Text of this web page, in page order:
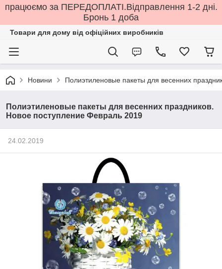
працюємо за ПЕРЕДОПЛАТІ.Відправлення 1-2 дні.
Бронь 1 доба
Товари для дому від офіційних виробників
Новини Полиэтиленовые пакеты для весенних
Полиэтиленовые пакеты для весенних праздников.
Новое поступление Февраль 2019
24.02.2019